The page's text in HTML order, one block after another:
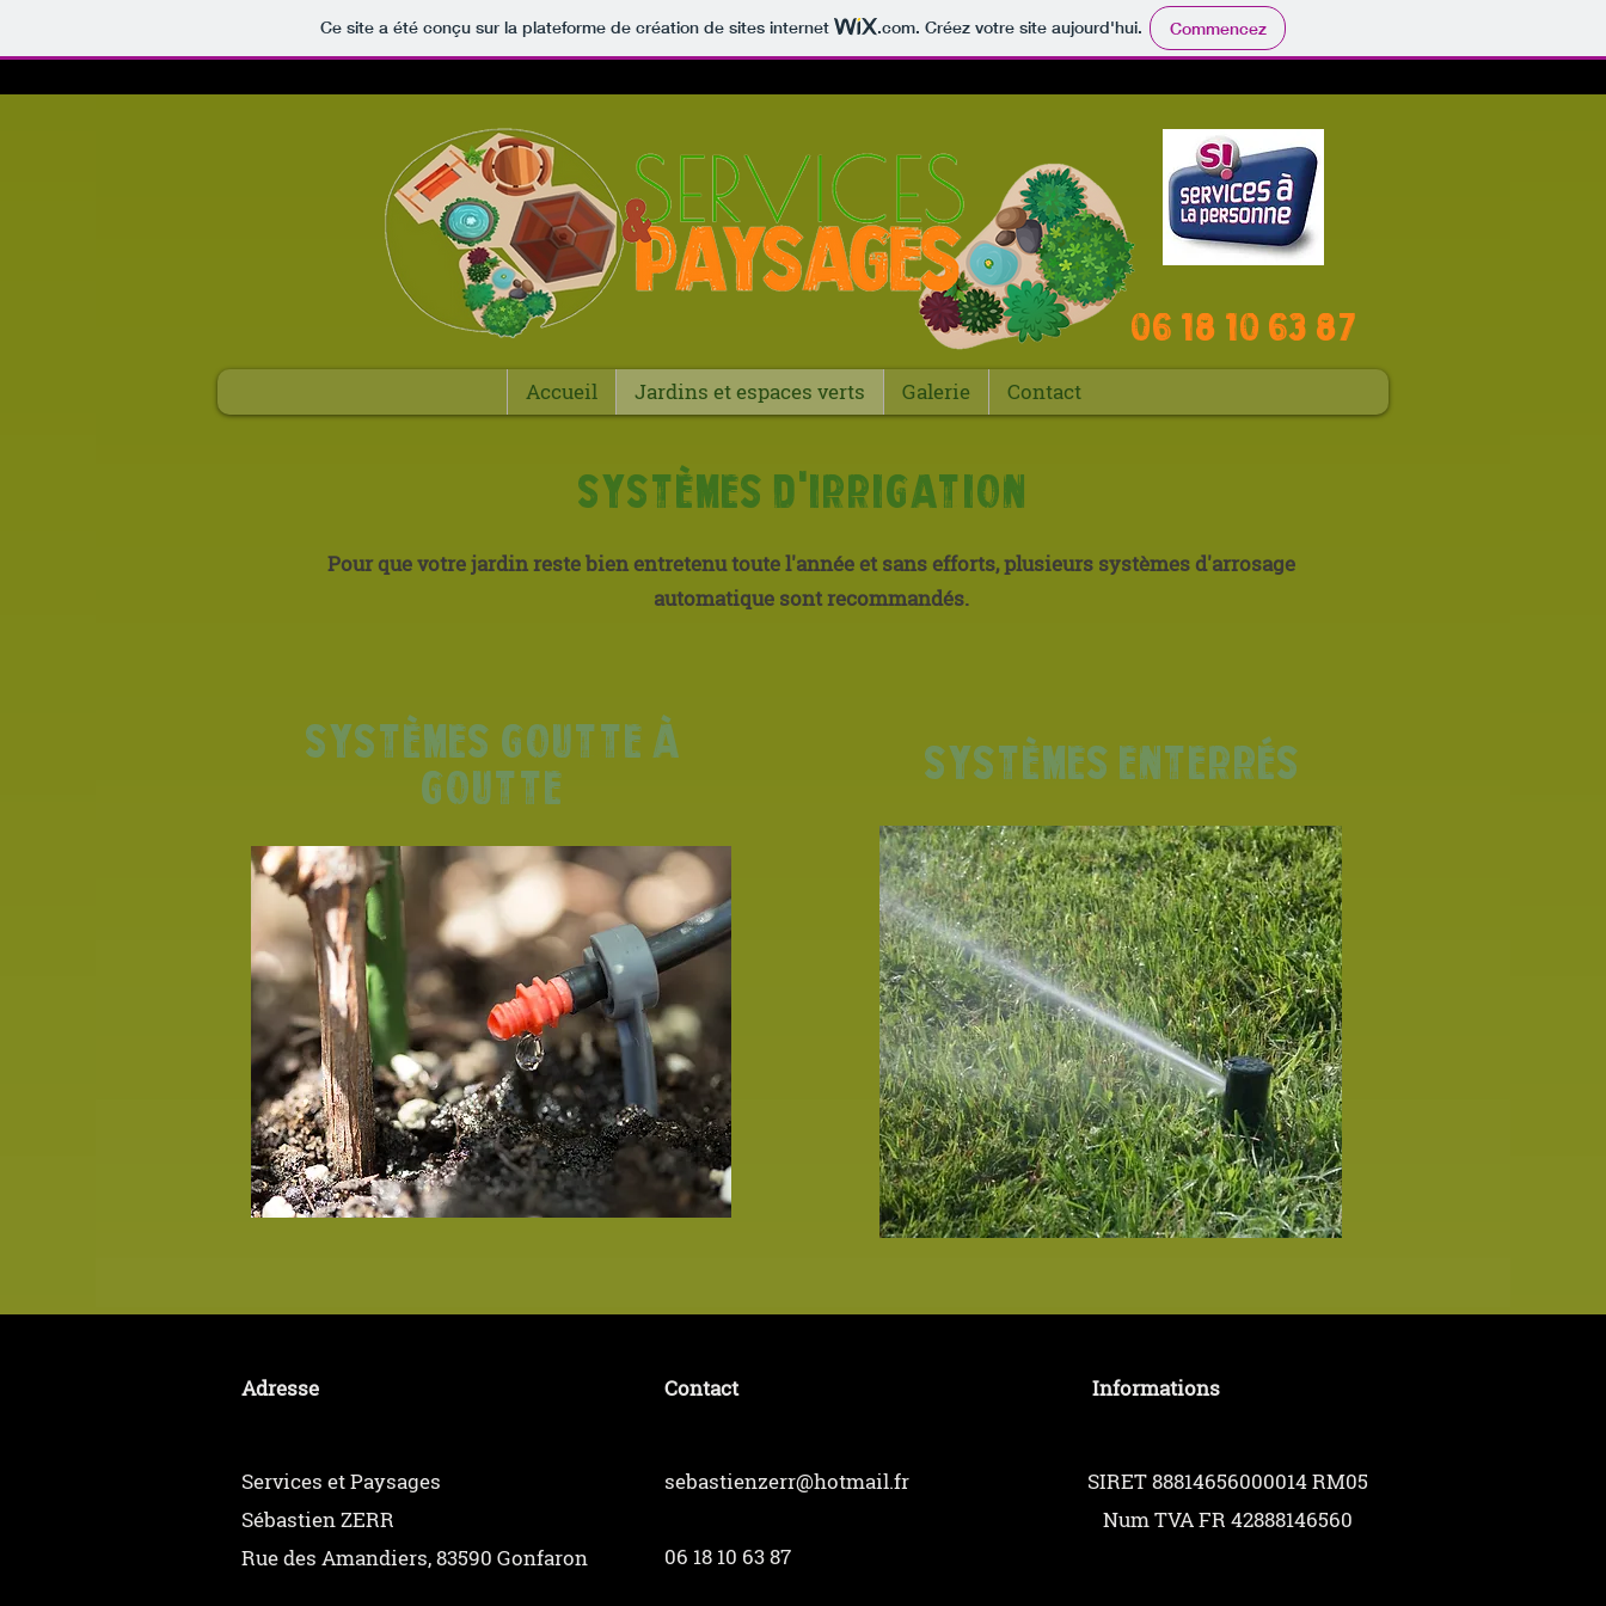
Ce site a été conçu sur la plateforme de création de sites internet .com. Créez votre site aujourd'hui. Commencez
06 18 10 63 87
Accueil Jardins et espaces verts Galerie Contact
systèmes d'irrigation
Pour que votre jardin reste bien entretenu toute l'année et sans efforts, plusieurs systèmes d'arrosage
automatique sont recommandés.
systèmes goutte à
goutte
systèmes enterrés
Adresse
Services et Paysages
Sébastien ZERR
Rue des Amandiers, 83590 Gonfaron
Contact
sebastienzerr@hotmail.fr
06 18 10 63 87
Informations
SIRET 88814656000014 RM05
Num TVA FR 42888146560